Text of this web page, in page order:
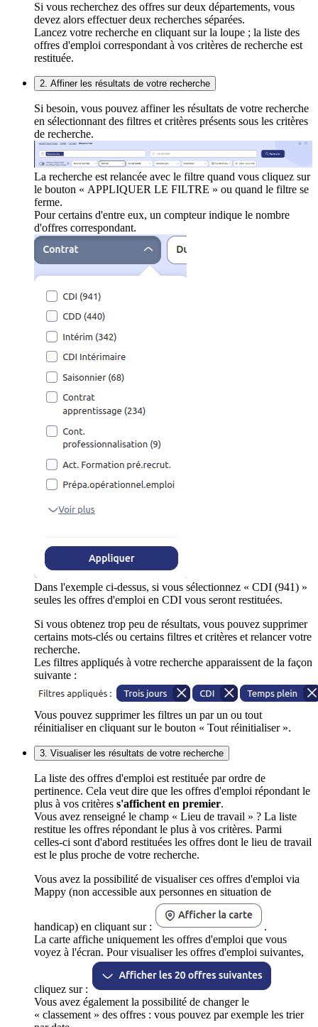
Si vous recherchez des offres sur deux départements, vous
devez alors effectuer deux recherches séparées.
Lancez votre recherche en cliquant sur la loupe ; la liste des
offres d'emploi correspondant à vos critères de recherche est
restituée.
2. Affiner les résultats de votre recherche
Si besoin, vous pouvez affiner les résultats de votre recherche
en sélectionnant des filtres et critères présents sous les critères
de recherche.
La recherche est relancée avec le filtre quand vous cliquez sur
le bouton « APPLIQUER LE FILTRE » ou quand le filtre se
ferme.
Pour certains d'entre eux, un compteur indique le nombre
d'offres correspondant.
Dans l'exemple ci-dessus, si vous sélectionnez « CDI (941) »
seules les offres d'emploi en CDI vous seront restituées.
Si vous obtenez trop peu de résultats, vous pouvez supprimer
certains mots-clés ou certains filtres et critères et relancer votre
recherche.
Les filtres appliqués à votre recherche apparaissent de la façon
suivante :
Vous pouvez supprimer les filtres un par un ou tout
réinitialiser en cliquant sur le bouton « Tout réinitialiser ».
3. Visualiser les résultats de votre recherche
La liste des offres d'emploi est restituée par ordre de
pertinence. Cela veut dire que les offres d'emploi répondant le
plus à vos critères s'affichent en premier.
Vous avez renseigné le champ « Lieu de travail » ? La liste
restitue les offres répondant le plus à vos critères. Parmi
celles-ci sont d'abord restituées les offres dont le lieu de travail
est le plus proche de votre recherche.
Vous avez la possibilité de visualiser ces offres d'emploi via
Mappy (non accessible aux personnes en situation de
handicap) en cliquant sur :
.
La carte affiche uniquement les offres d'emploi que vous
voyez à l'écran. Pour visualiser les offres d'emploi suivantes,
cliquez sur :
Vous avez également la possibilité de changer le
« classement » des offres : vous pouvez par exemple les trier